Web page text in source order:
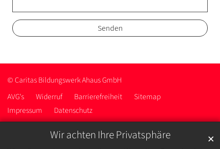
Wir achten Ihre Privatsphäre ✕
© Caritas Bildungswerk Ahaus GmbH
AVG's
Widerruf Barrierefreiheit
Sitemap
Impressum
Datenschutz